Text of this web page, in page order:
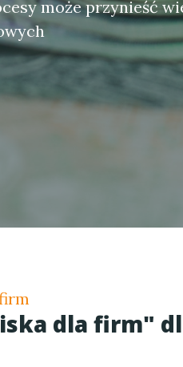
może przynieść
dla firm"